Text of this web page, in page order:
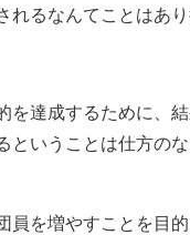
るなんてことはあり
達成するために、
ということは仕方の
員を増やすことを目